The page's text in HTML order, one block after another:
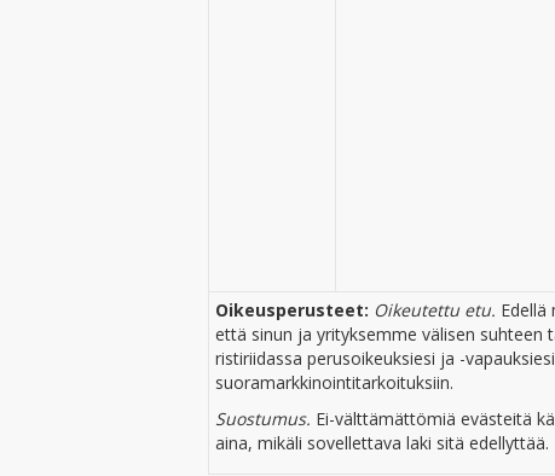
Oikeusperusteet: Oikeutettu etu.
että sinun ja yrityksemme välisen
ristiriidassa perusoikeuksiesi ja -
suoramarkkinointitarkoituksiin.
Suostumus. Ei-välttämättömiä evästeitä
aina, mikäli sovellettava laki sitä edellyttää.